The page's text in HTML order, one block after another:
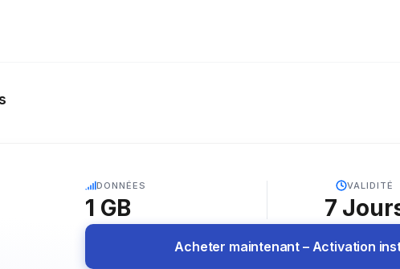
DONNÉES
1 GB
VALIDITÉ
7
Acheter maintenant – Activation